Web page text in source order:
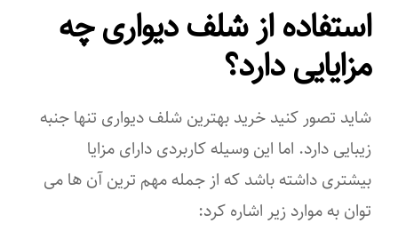
شکل محصول
مستطیل
سرویس بهداشتی
آشپزخانه
استفاده از شلف دیواری چه
مزایایی دارد؟
شاید تصور کنید خرید بهترین شلف دیواری تنها جنبه
زیبایی دارد. اما این وسیله کاربردی دارای مزایا
بیشتری داشته باشد که از جمله مهم ترین آن ها می
توان به موارد زیر اشاره کرد: